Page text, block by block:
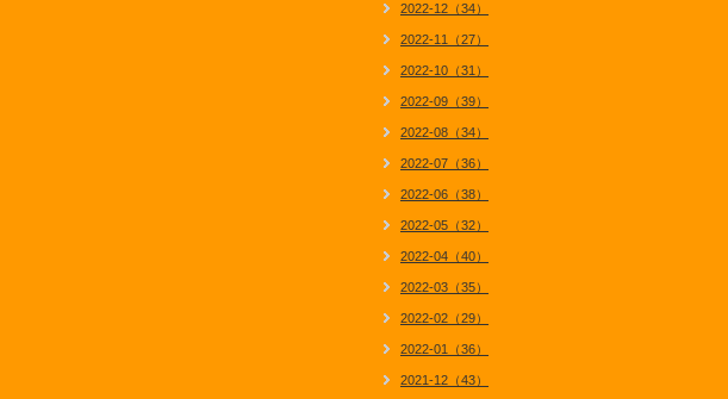
2022-12（34）
2022-11（27）
2022-10（31）
2022-09（39）
2022-08（34）
2022-07（36）
2022-06（38）
2022-05（32）
2022-04（40）
2022-03（35）
2022-02（29）
2022-01（36）
2021-12（43）